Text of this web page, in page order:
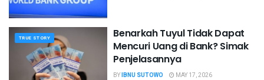
TRUE STORY
Benarkah Tuyul Tidak Dapat
Mencuri Uang di Bank? Simak
Penjelasannya
BYIBNU SUTOWO MAY 17, 2026